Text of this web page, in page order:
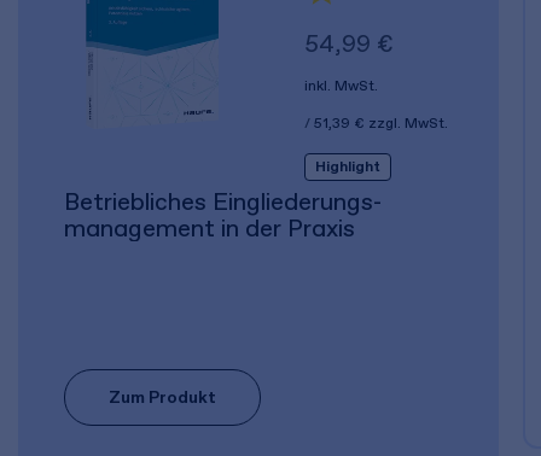
54,99 €
inkl. MwSt.
51,39 € zzgl. MwSt.
Highlight
Betriebliches Eingliederungs­
management in der Praxis
Zum Produkt